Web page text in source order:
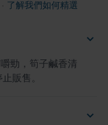
了解我們如何精選
勁，筍子鹹香清
販售。